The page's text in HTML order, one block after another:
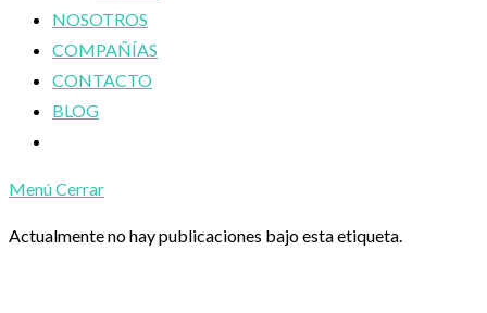
NOSOTROS
COMPAÑÍAS
CONTACTO
BLOG
de
la
MenúCerrar
Actualmente no hay publicaciones bajo esta etiqueta.